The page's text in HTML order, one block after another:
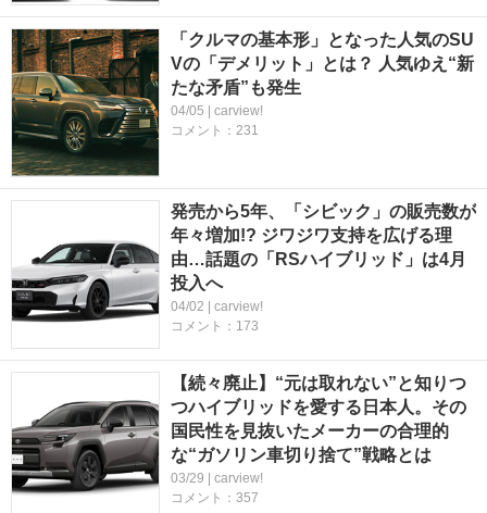
「クルマの基本形」となった人気のSU
Vの「デメリット」とは？ 人気ゆえ“新
たな矛盾”も発生
04/05 | carview!
コメント：231
発売から5年、「シビック」の販売数が
年々増加!? ジワジワ支持を広げる理
由…話題の「RSハイブリッド」は4月
投入へ
04/02 | carview!
コメント：173
【続々廃止】“元は取れない”と知りつ
つハイブリッドを愛する日本人。その
国民性を見抜いたメーカーの合理的
な“ガソリン車切り捨て”戦略とは
03/29 | carview!
コメント：357